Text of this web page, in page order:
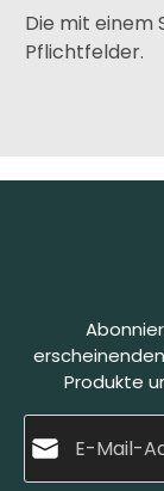
Die mit einem
Pflichtfelder.
Produkte